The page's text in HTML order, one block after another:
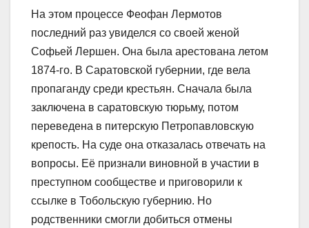
На этом процессе Феофан Лермотов
последний раз увиделся со своей женой
Софьей Лершен. Она была арестована летом
1874-го. В Саратовской губернии, где вела
пропаганду среди крестьян. Сначала была
заключена в саратовскую тюрьму, потом
переведена в питерскую Петропавловскую
крепость. На суде она отказалась отвечать на
вопросы. Её признали виновной в участии в
преступном сообществе и приговорили к
ссылке в Тобольскую губернию. Но
родственники смогли добиться отмены